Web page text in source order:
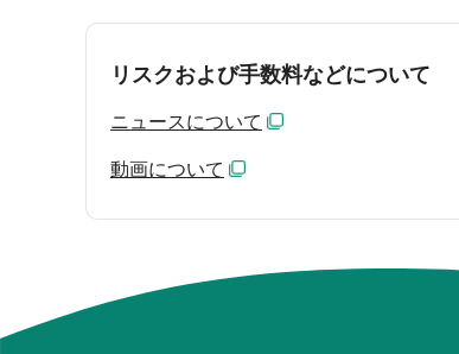
リスクおよび手数料などについて
ニュースについて
動画について